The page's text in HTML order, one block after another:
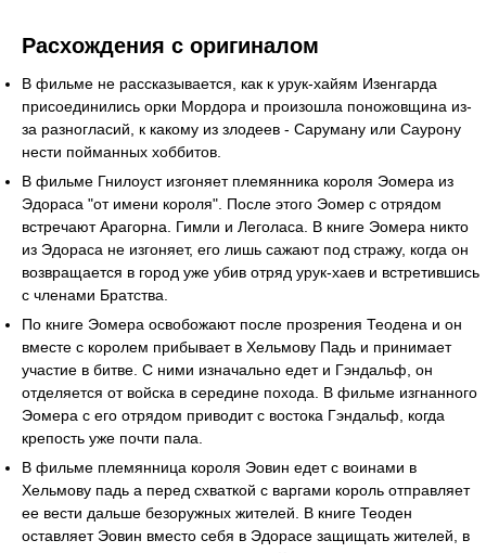
Расхождения с оригиналом
В фильме не рассказывается, как к урук-хайям Изенгарда
присоединились орки Мордора и произошла поножовщина из-
за разногласий, к какому из злодеев - Саруману или Саурону
нести пойманных хоббитов.
В фильме Гнилоуст изгоняет племянника короля Эомера из
Эдораса "от имени короля". После этого Эомер с отрядом
встречают Арагорна. Гимли и Леголаса. В книге Эомера никто
из Эдораса не изгоняет, его лишь сажают под стражу, когда он
возвращается в город уже убив отряд урук-хаев и встретившись
с членами Братства.
По книге Эомера освобожают после прозрения Теодена и он
вместе с королем прибывает в Хельмову Падь и принимает
участие в битве. С ними изначально едет и Гэндальф, он
отделяется от войска в середине похода. В фильме изгнанного
Эомера с его отрядом приводит с востока Гэндальф, когда
крепость уже почти пала.
В фильме племянница короля Эовин едет с воинами в
Хельмову падь а перед схваткой с варгами король отправляет
ее вести дальше безоружных жителей. В книге Теоден
оставляет Эовин вместо себя в Эдорасе защищать жителей, в